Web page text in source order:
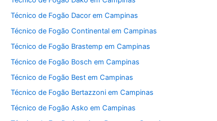
Técnico de Fogão Dacor em Campinas
Técnico de Fogão Continental em Campinas
Técnico de Fogão Brastemp em Campinas
Técnico de Fogão Bosch em Campinas
Técnico de Fogão Best em Campinas
Técnico de Fogão Bertazzoni em Campinas
Técnico de Fogão Asko em Campinas